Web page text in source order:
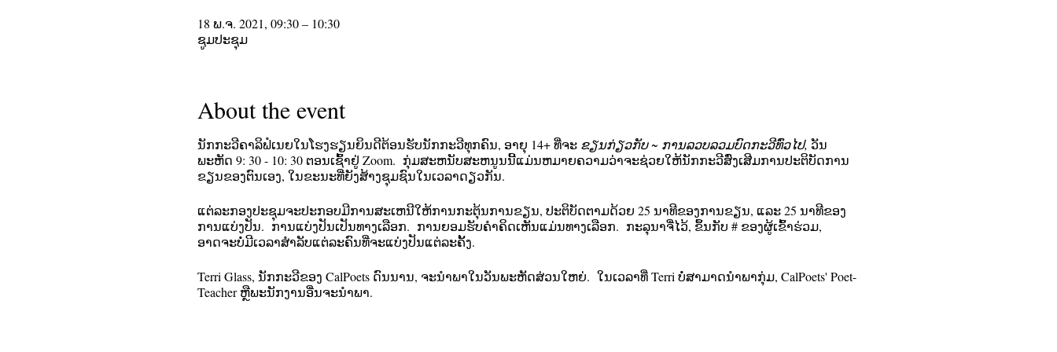
18 ພ.ຈ. 2021, 09:30 – 10:30
ຊູມປະຊຸມ
About the event
ນັກກະວີຄາລິຟໍເນຍໃນໂຮງຮຽນຍິນດີຕ້ອນຮັບນັກກະວີທຸກຄົນ, ອາຍຸ 14+ ທີ່ຈະ ຂຽນກ່ຽວກັບ ~ ການລວບລວມບົດກະວີທົ່ວໄປ, ວັນ
ພະຫັດ 9: 30 - 10: 30 ຕອນເຊົ້າຢູ່ Zoom. ກຸ່ມສະຫນັບສະຫນູນນີ້ແມ່ນຫມາຍຄວາມວ່າຈະຊ່ວຍໃຫ້ນັກກະວີສົ່ງເສີມການປະຕິບັດການ
ຂຽນຂອງຕົນເອງ, ໃນຂະນະທີ່ຍັງສ້າງຊຸມຊົນໃນເວລາດຽວກັນ.
ແຕ່​ລະ​ກອງ​ປະ​ຊຸມ​ຈະ​ປະ​ກອບ​ມີ​ການ​ສະ​ເຫນີ​ໃຫ້​ການ​ກະ​ຕຸ້ນ​ການ​ຂຽນ​, ປະ​ຕິ​ບັດ​ຕາມ​ດ້ວຍ 25 ນາ​ທີ​ຂອງ​ການ​ຂຽນ​, ແລະ 25 ນາ​ທີ​ຂອງ​
ການ​ແບ່ງ​ປັນ​. ການແບ່ງປັນເປັນທາງເລືອກ. ການຍອມຮັບຄໍາຄິດເຫັນແມ່ນທາງເລືອກ. ກະລຸນາຈື່ໄວ້, ຂຶ້ນກັບ # ຂອງຜູ້ເຂົ້າຮ່ວມ,
ອາດຈະບໍ່ມີເວລາສໍາລັບແຕ່ລະຄົນທີ່ຈະແບ່ງປັນແຕ່ລະຄັ້ງ.
Terri Glass, ນັກກະວີຂອງ CalPoets ດົນນານ, ຈະນໍາພາໃນວັນພະຫັດສ່ວນໃຫຍ່. ໃນເວລາທີ່ Terri ບໍ່ສາມາດນໍາພາກຸ່ມ, CalPoets' Poet-
Teacher ຫຼືພະນັກງານອື່ນຈະນໍາພາ.